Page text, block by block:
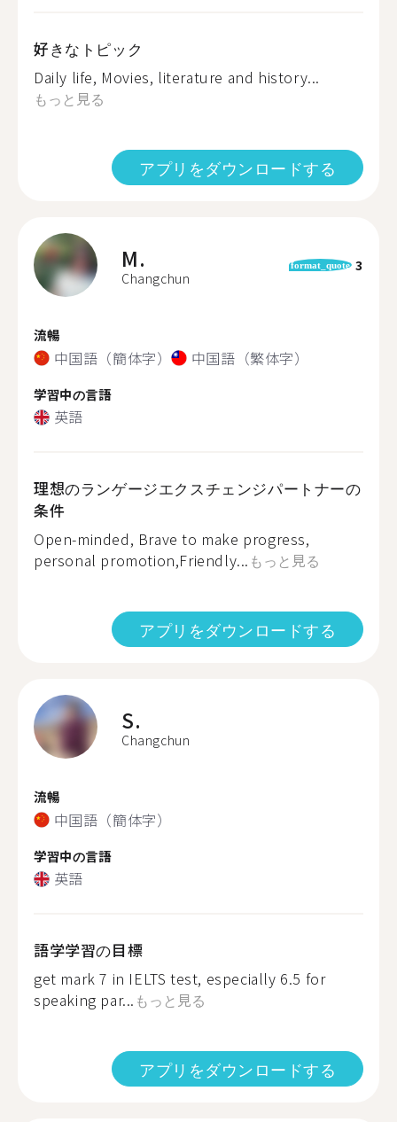
好きなトピック
Daily life, Movies, literature and history...
もっと見る
アプリをダウンロードする
M.
Changchun
format_quote 3
流暢
中国語（簡体字） 中国語（繁体字）
学習中の言語
英語
理想のランゲージエクスチェンジパートナーの
条件
Open-minded, Brave to make progress,
personal promotion,Friendly... もっと見る
アプリをダウンロードする
S.
Changchun
流暢
中国語（簡体字）
学習中の言語
英語
語学学習の目標
get mark 7 in IELTS test, especially 6.5 for
speaking par... もっと見る
アプリをダウンロードする